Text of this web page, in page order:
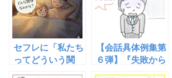
言われた時の正し
い対応について
（理由からしっか
り考察しよう）
セフレに「私たち
ってどういう関
【会話具体例集第
６弾】『失敗から